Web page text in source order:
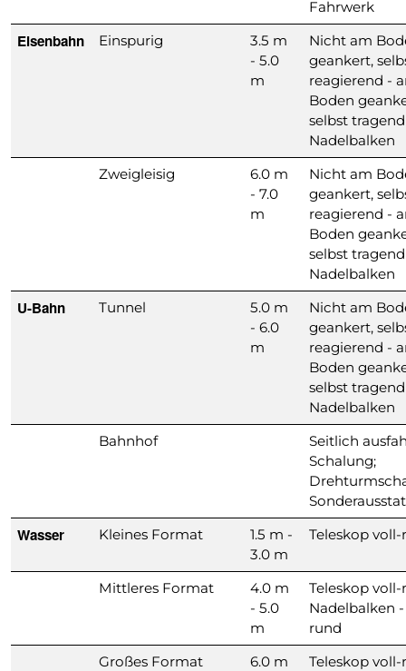
Fahrwerk
Eisenbahn Einspurig
3.5 m
- 5.0
m
Nicht am
geankert,
reagierend -
Boden
selbst
Nadelbalken
Zweigleisig
6.0 m
- 7.0
m
Nicht am
geankert,
reagierend -
Boden
selbst
Nadelbalken
U-Bahn Tunnel
5.0 m
- 6.0
m
Nicht am
geankert,
reagierend -
Boden
selbst
Nadelbalken
Bahnhof
Seitlich
Schalung;
Wasser Kleines Format
1.5 m -
3.0 m
Teleskop
Mittleres Format
4.0 m
- 5.0
m
Teleskop
Nadelbalken
rund
Großes Format
6.0 m
Teleskop